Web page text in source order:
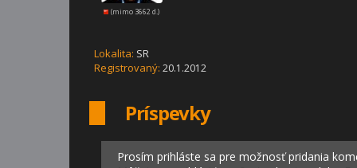
(mimo 3662 d.)
Lokalita: SR
Registrovaný: 20.1.2012
Príspevky
Prosím prihláste sa pre možnosť pridania